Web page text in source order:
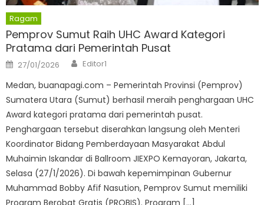
Ragam
Pemprov Sumut Raih UHC Award Kategori
Pratama dari Pemerintah Pusat
Posted
on
27/01/2026 Author
Editor1
Medan, buanapagi.com – Pemerintah Provinsi (Pemprov)
Sumatera Utara (Sumut) berhasil meraih penghargaan UHC
Award kategori pratama dari pemerintah pusat.
Penghargaan tersebut diserahkan langsung oleh Menteri
Koordinator Bidang Pemberdayaan Masyarakat Abdul
Muhaimin Iskandar di Ballroom JIEXPO Kemayoran, Jakarta,
Selasa (27/1/2026). Di bawah kepemimpinan Gubernur
Muhammad Bobby Afif Nasution, Pemprov Sumut memiliki